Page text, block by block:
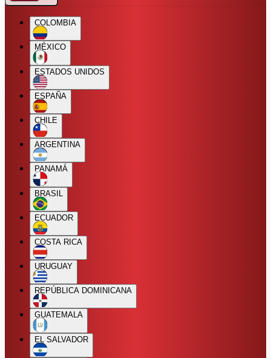
COLOMBIA
MÉXICO
ESTADOS UNIDOS
ESPAÑA
CHILE
ARGENTINA
PANAMÁ
BRASIL
ECUADOR
COSTA RICA
URUGUAY
REPÚBLICA DOMINICANA
GUATEMALA
EL SALVADOR